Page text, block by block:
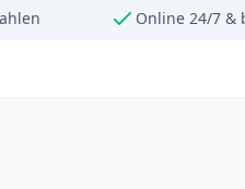
Online 24/7 &